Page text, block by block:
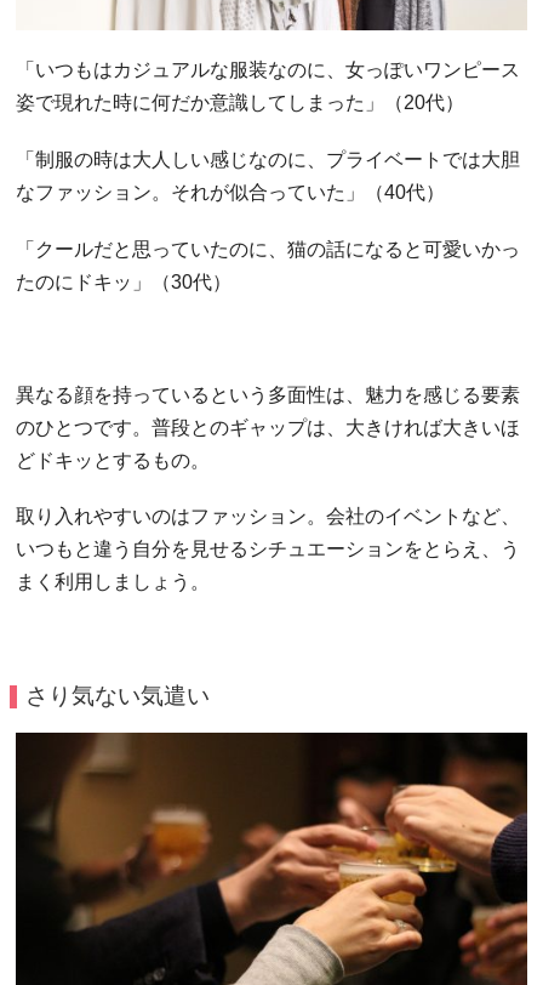
「いつもはカジュアルな服装なのに、女っぽいワンピース
姿で現れた時に何だか意識してしまった」（20代）
「制服の時は大人しい感じなのに、プライベートでは大胆
なファッション。それが似合っていた」（40代）
「クールだと思っていたのに、猫の話になると可愛いかっ
たのにドキッ」（30代）
異なる顔を持っているという多面性は、魅力を感じる要素
のひとつです。普段とのギャップは、大きければ大きいほ
どドキッとするもの。
取り入れやすいのはファッション。会社のイベントなど、
いつもと違う自分を見せるシチュエーションをとらえ、う
まく利用しましょう。
さり気ない気遣い